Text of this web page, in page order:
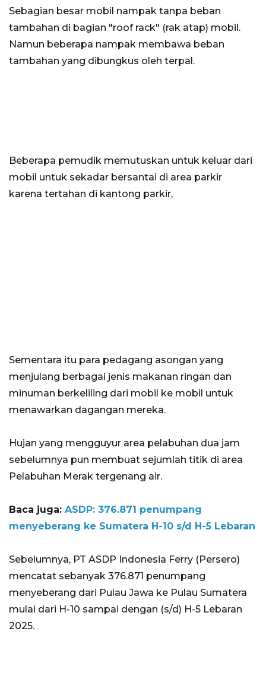
Sebagian besar mobil nampak tanpa beban
tambahan di bagian "roof rack" (rak atap) mobil.
Namun beberapa nampak membawa beban
tambahan yang dibungkus oleh terpal.
Beberapa pemudik memutuskan untuk keluar dari
mobil untuk sekadar bersantai di area parkir
karena tertahan di kantong parkir,
Sementara itu para pedagang asongan yang
menjulang berbagai jenis makanan ringan dan
minuman berkeliling dari mobil ke mobil untuk
menawarkan dagangan mereka.
Hujan yang mengguyur area pelabuhan dua jam
sebelumnya pun membuat sejumlah titik di area
Pelabuhan Merak tergenang air.
Baca juga: ASDP: 376.871 penumpang
menyeberang ke Sumatera H-10 s/d H-5 Lebaran
Sebelumnya, PT ASDP Indonesia Ferry (Persero)
mencatat sebanyak 376.871 penumpang
menyeberang dari Pulau Jawa ke Pulau Sumatera
mulai dari H-10 sampai dengan (s/d) H-5 Lebaran
2025.